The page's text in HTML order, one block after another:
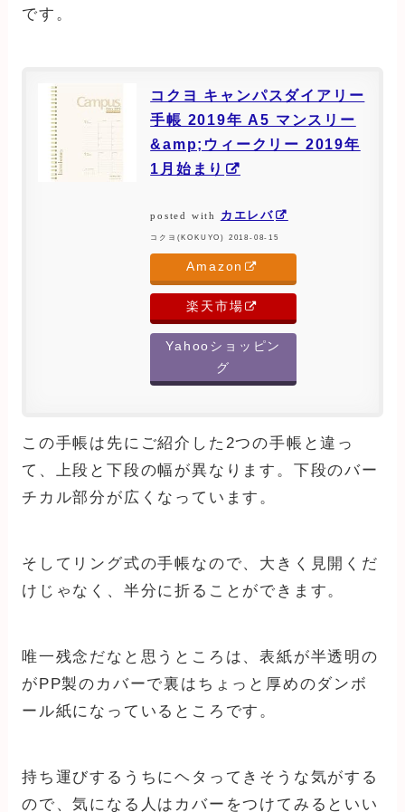
です。
コクヨ キャンパスダイアリー
手帳 2019年 A5 マンスリー
&amp;ウィークリー 2019年
1月始まり
posted with カエレバ
コクヨ(KOKUYO) 2018-08-15
Amazon
楽天市場
Yahooショッピン
グ
この手帳は先にご紹介した2つの手帳と違っ
て、上段と下段の幅が異なります。下段のバー
チカル部分が広くなっています。
そしてリング式の手帳なので、大きく見開くだ
けじゃなく、半分に折ることができます。
唯一残念だなと思うところは、表紙が半透明の
がPP製のカバーで裏はちょっと厚めのダンボ
ール紙になっているところです。
持ち運びするうちにヘタってきそうな気がする
ので、気になる人はカバーをつけてみるといい